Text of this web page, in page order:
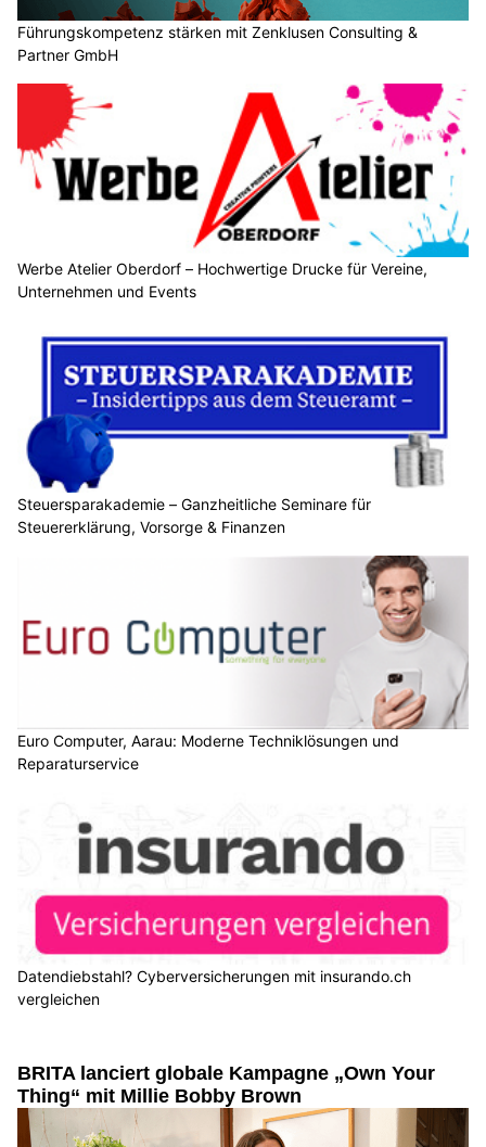
Führungskompetenz stärken mit Zenklusen Consulting &
Partner GmbH
Werbe Atelier Oberdorf – Hochwertige Drucke für Vereine,
Unternehmen und Events
Steuersparakademie – Ganzheitliche Seminare für
Steuererklärung, Vorsorge & Finanzen
Euro Computer, Aarau: Moderne Techniklösungen und
Reparaturservice
Datendiebstahl? Cyberversicherungen mit insurando.ch
vergleichen
BRITA lanciert globale Kampagne „Own Your
Thing“ mit Millie Bobby Brown